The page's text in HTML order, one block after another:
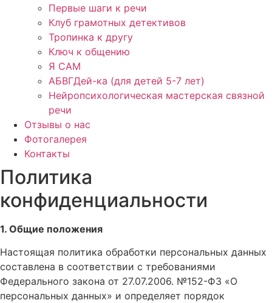
Первые шаги к речи
Клуб грамотных детективов
Тропинка к другу
Ключ к общению
Я САМ
АБВГДей-ка (для детей 5-7 лет)
Нейропсихологическая мастерская связной
речи
Отзывы о нас
Фотогалерея
Контакты
Политика
конфиденциальности
1. Общие положения
Настоящая политика обработки персональных данных
составлена в соответствии с требованиями
Федерального закона от 27.07.2006. №152-ФЗ «О
персональных данных» и определяет порядок